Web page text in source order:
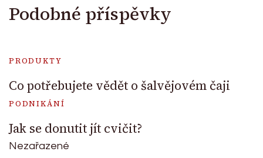
Podobné příspěvky
PRODUKTY
Co potřebujete vědět o šalvějovém čaji
PODNIKÁNÍ
Jak se donutit jít cvičit?
Nezařazené